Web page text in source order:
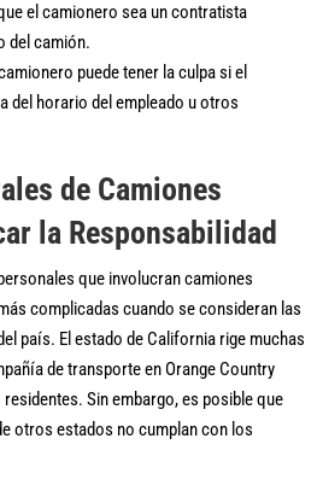
el camionero sea un contratista
del camión.
puede tener la culpa si el
del horario del empleado u otros
de Camiones
la Responsabilidad
que involucran camiones
complicadas cuando se consideran las
país. El estado de California rige muchas
de transporte en Orange Country
Sin embargo, es posible que
otros estados no cumplan con los